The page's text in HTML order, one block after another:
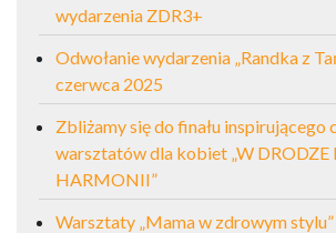
wydarzenia ZDR3+
Odwołanie wydarzenia „Randka z
czerwca 2025
Zbliżamy się do finału inspirującego
warsztatów dla kobiet „W DRODZE
HARMONII”
Warsztaty „Mama w zdrowym